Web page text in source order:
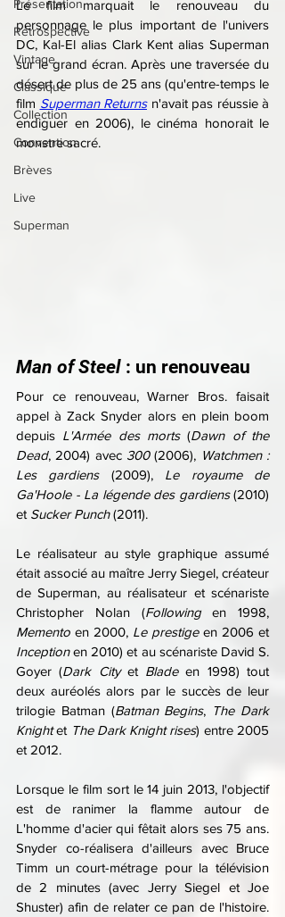
Présentation
Rétrospective
Vintage
Classique
Collection
Convention
Brèves
Live
Superman
Le film marquait le renouveau du
personnage le plus important de l'univers
DC, Kal-El alias Clark Kent alias Superman
sur le grand écran. Après une traversée du
désert de plus de 25 ans (qu'entre-temps le
film Superman Returns n'avait pas réussie à
endiguer en 2006), le cinéma honorait le
monstre sacré.
Man of Steel : un renouveau
Pour ce renouveau, Warner Bros. faisait
appel à Zack Snyder alors en plein boom
depuis L'Armée des morts (Dawn of the
Dead, 2004) avec 300 (2006), Watchmen :
Les gardiens (2009), Le royaume de
Ga'Hoole - La légende des gardiens (2010)
et Sucker Punch (2011).
Le réalisateur au style graphique assumé
était associé au maître Jerry Siegel, créateur
de Superman, au réalisateur et scénariste
Christopher Nolan (Following
Memento en 2000, Le prestige
Inception en 2010) et au scénariste David S.
Goyer (Dark City et Blade en 1998) tout
deux auréolés alors par le succès de leur
trilogie Batman (Batman Begins, The Dark
Knight et The Dark Knight rises) entre 2005
et 2012.
Lorsque le film sort le 14 juin 2013, l'objectif
est de ranimer la flamme autour de
L'homme d'acier qui fêtait alors ses 75 ans.
Snyder co-réalisera d'ailleurs avec Bruce
Timm un court-métrage pour la télévision
de 2 minutes (avec Jerry Siegel et Joe
Shuster) afin de relater ce pan de l'histoire.